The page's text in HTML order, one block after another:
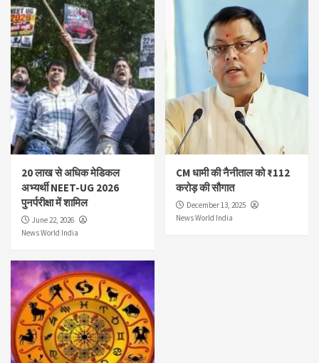
20 लाख से अधिक मेडिकल
अभ्यर्थी NEET-UG 2026
पुनर्परीक्षा में शामिल
June 22, 2026
News World India
CM धामी की नैनीताल को ₹112
करोड़ की सौगात
December 13, 2025
News World India